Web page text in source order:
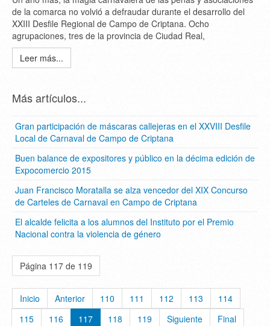
de la comarca no volvió a defraudar durante el desarrollo del
XXIII Desfile Regional de Campo de Criptana. Ocho
agrupaciones, tres de la provincia de Ciudad Real,
Leer más...
Más artículos...
Gran participación de máscaras callejeras en el XXVIII Desfile
Local de Carnaval de Campo de Criptana
Buen balance de expositores y público en la décima edición de
Expocomercio 2015
Juan Francisco Moratalla se alza vencedor del XIX Concurso
de Carteles de Carnaval en Campo de Criptana
El alcalde felicita a los alumnos del Instituto por el Premio
Nacional contra la violencia de género
Página 117 de 119
Inicio Anterior 110 111 112 113
114
115
116 117 118 119 Siguiente Final